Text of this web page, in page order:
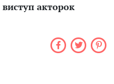
акторок